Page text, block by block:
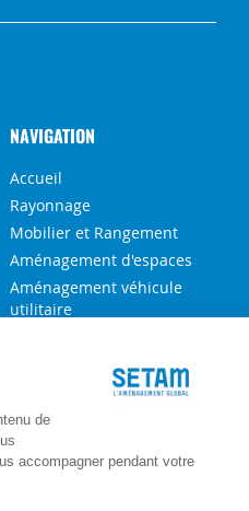
NAVIGATION
Accueil
Rayonnage
Mobilier et Rangement
Aménagement d'espaces
Aménagement véhicule
utilitaire